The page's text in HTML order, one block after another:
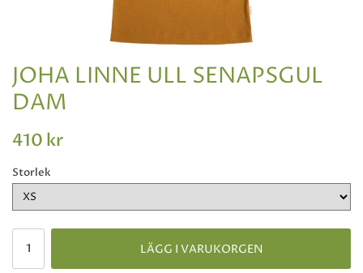
JOHA LINNE ULL SENAPSGUL
DAM
410 kr
Storlek
LÄGG I VARUKORGEN